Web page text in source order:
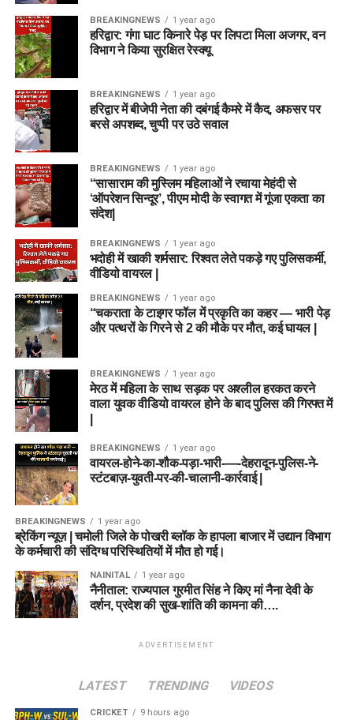
BREAKINGNEWS 1 year ago
हरिद्वार: गंगा घाट किनारे पेड़ पर लिपटा मिला अजगर, वन
विभाग ने किया सुरक्षित रेस्क्यू
BREAKINGNEWS 1 year ago
हरिद्वार में बीजेपी नेता की दबंगई कैमरे में कैद, अफसर पर
बरसे अपशब्द, चुप्पी पर उठे सवाल
BREAKINGNEWS 1 year ago
“सासाराम की मुस्लिम महिलाओं ने रचाया मेहंदी से
‘ऑपरेशन सिन्दूर’, पीएम मोदी के स्वागत में गूंजा एकता का
संदेश|
BREAKINGNEWS 1 year ago
भदोही में खाकी शर्मसार: रिश्वत लेते पकड़े गए पुलिसकर्मी,
वीडियो वायरल |
BREAKINGNEWS 1 year ago
“चकराता के टाइगर फॉल में प्रकृति का कहर — भारी पेड़
और पत्थरों के गिरने से 2 की मौके पर मौत, कई घायल |
BREAKINGNEWS 1 year ago
मेरठ में महिला के साथ सड़क पर अश्लील हरकत करने
वाला युवक वीडियो वायरल होने के बाद पुलिस की गिरफ्त में
BREAKINGNEWS 1 year ago
वायरल-होने-का-शौक-पड़ा-भारी-—-देहरादून-पुलिस-ने-
स्टंटबाज़-युवती-पर-की-चालानी-कार्रवाई |
BREAKINGNEWS 1 year ago
ब्रेकिंग न्यूज़ | चमोली जिले के पोखरी ब्लॉक के हापला बाजार में उद्यान विभाग
के कर्मचारी की संदिग्ध परिस्थितियों में मौत हो गई।
NAINITAL 1 year ago
नैनीताल: राज्यपाल गुरमीत सिंह ने किए मां नैना देवी के
दर्शन, प्रदेश की सुख-शांति की कामना की….
ADVERTISEMENT
LATEST TRENDING VIDEOS
CRICKET 9 hours ago